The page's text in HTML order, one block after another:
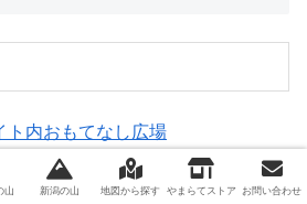
ト内おもてなし広場
山 新潟の山 地図から探す やまらてストア お問い合わせ